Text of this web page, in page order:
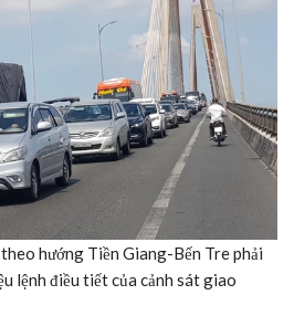
hướng Tiền Giang-Bến Tre phải
lệnh điều tiết của cảnh sát giao